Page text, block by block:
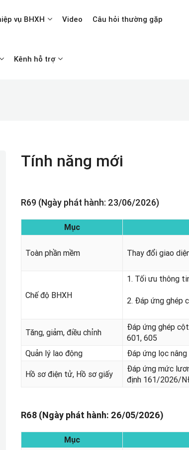
vụ BHXH Video Câu hỏi thường gặp
Kênh hỗ trợ
Tính năng mới
R69 (Ngày phát hành: 23/06/2026)
Mục
Toàn phần mềm Thay đổi giao
Chế độ BHXH
1. Tối ưu thông
2. Đáp ứng ghép
Tăng, giảm, điều chỉnh
Đáp ứng ghép
601, 605
Quản lý lao động
Đáp ứng lọc
Hồ sơ điện tử, Hồ sơ giấy
Đáp ứng mức
định 161/2026/
R68 (Ngày phát hành: 26/05/2026)
Mục